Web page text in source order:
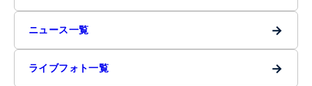
ニュース一覧 →
ライブフォト一覧 →